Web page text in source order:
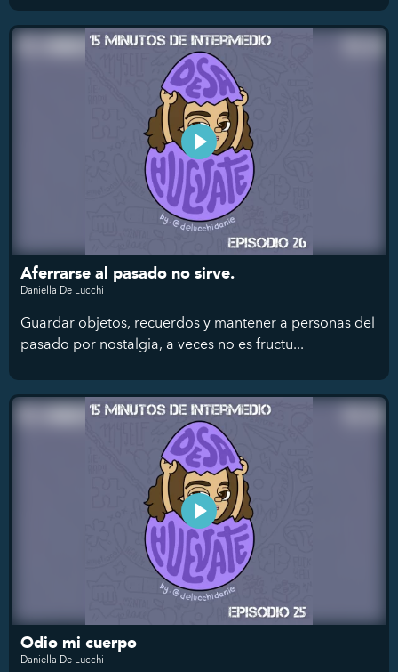
Aferrarse al pasado no sirve.
Daniella De Lucchi
Guardar objetos, recuerdos y mantener a personas del
pasado por nostalgia, a veces no es fructu...
Odio mi cuerpo
Daniella De Lucchi